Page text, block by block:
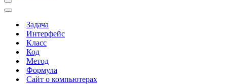
Меню
навигации
Меню
навигацииЗадача
Интерфейс
Класс
Код
Метод
Формула
Сайт о компьютерах